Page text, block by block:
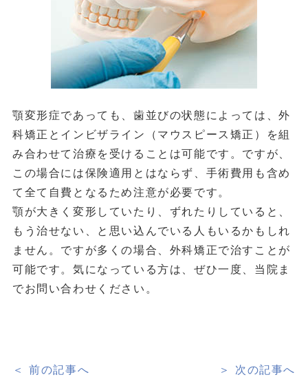
顎変形症であっても、歯並びの状態によっては、外
科矯正とインビザライン（マウスピース矯正）を組
み合わせて治療を受けることは可能です。ですが、
この場合には保険適用とはならず、手術費用も含め
て全て自費となるため注意が必要です。
顎が大きく変形していたり、ずれたりしていると、
もう治せない、と思い込んでいる人もいるかもしれ
ません。ですが多くの場合、外科矯正で治すことが
可能です。気になっている方は、ぜひ一度、当院ま
でお問い合わせください。
＜ 前の記事へ ＞ 次の記事へ